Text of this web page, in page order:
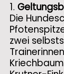
1.
Die
zwei